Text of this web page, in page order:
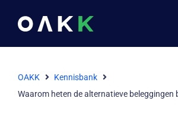
OAKK
Kennisbank
Waarom heten de alternatieve beleggingen